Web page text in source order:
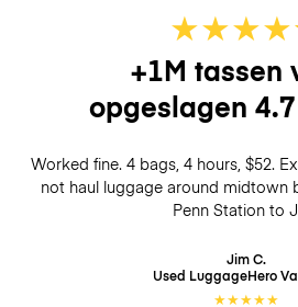
★★★★
+1M tassen
opgeslagen 4.7
Worked fine. 4 bags, 4 hours, $52.
not haul luggage around midtown
Penn Station to
Jim C.
Used LuggageHero
★★★★★